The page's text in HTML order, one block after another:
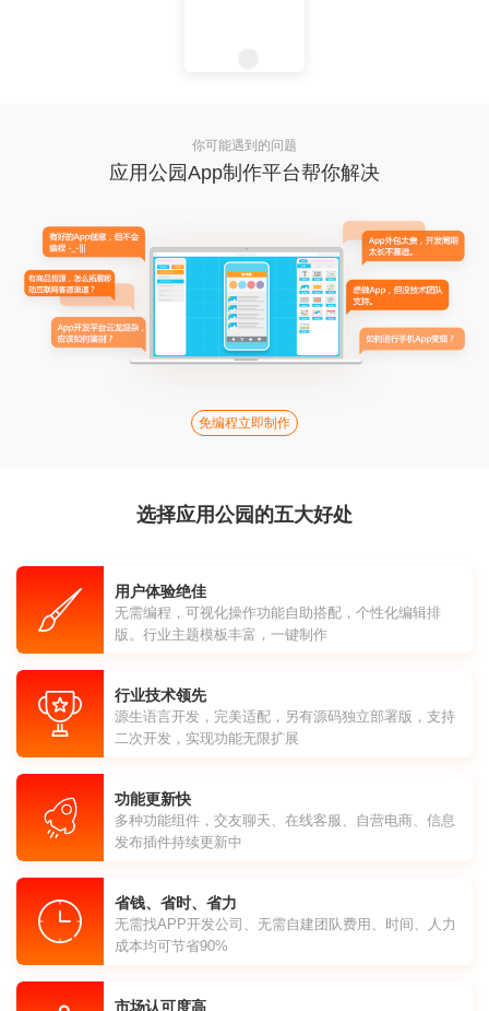
你可能遇到的问题
应用公园App制作平台帮你解决
免编程立即制作
选择应用公园的五大好处
用户体验绝佳
无需编程，可视化操作功能自助搭配，个性化编辑排
版。行业主题模板丰富，一键制作
行业技术领先
源生语言开发，完美适配，另有源码独立部署版，支持
二次开发，实现功能无限扩展
功能更新快
多种功能组件，交友聊天、在线客服、自营电商、信息
发布插件持续更新中
省钱、省时、省力
无需找APP开发公司、无需自建团队费用、时间、人力
成本均可节省90%
市场认可度高